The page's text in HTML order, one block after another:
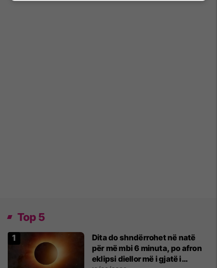
Top 5
Dita do shndërrohet në natë
për më mbi 6 minuta, po afron
eklipsi diellor më i gjatë i